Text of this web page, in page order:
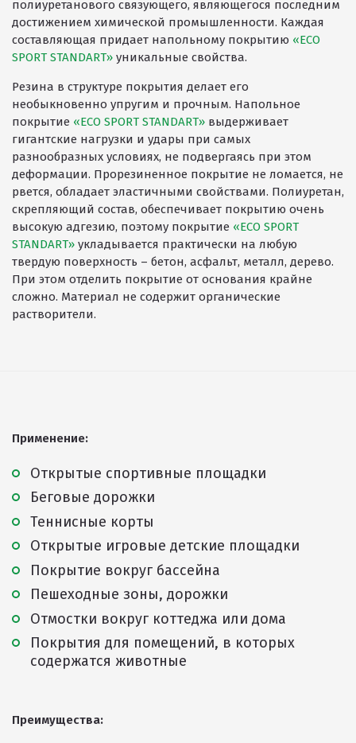
Покрытия детских площадок
Покрытия для беговых дорожек
Универсальные антискользящие покрытия
Искусственная трава
Резиновая брусчатка
Резиновая плитка
Резиновый бордюр
Рулонное резиновое покрытие
Цветная окрашенная крошка EPDM
Черная SBR крошка
TPV крошка
Оборудование для укладки
Детские городки
Игровое оборудование для площадок
Придомовое оборудование
Резиновое покрытие
полиуретанового связующего, являющегося последним
достижением химической промышленности. Каждая
составляющая придает напольному покрытию «ECO
SPORT STANDART» уникальные свойства.
Резина в структуре покрытия делает его
необыкновенно упругим и прочным. Напольное
покрытие «ECO SPORT STANDART» выдерживает
гигантские нагрузки и удары при самых
разнообразных условиях, не подвергаясь при этом
деформации. Прорезиненное покрытие не ломается, не
рвется, обладает эластичными свойствами. Полиуретан,
скрепляющий состав, обеспечивает покрытию очень
высокую адгезию, поэтому покрытие «ECO SPORT
STANDART» укладывается практически на любую
твердую поверхность – бетон, асфальт, металл, дерево.
При этом отделить покрытие от основания крайне
сложно. Материал не содержит органические
растворители.
Применение:
Открытые спортивные площадки
Беговые дорожки
Теннисные корты
Открытые игровые детские площадки
Покрытие вокруг бассейна
Пешеходные зоны, дорожки
Отмостки вокруг коттеджа или дома
Покрытия для помещений, в которых
содержатся животные
Преимущества: